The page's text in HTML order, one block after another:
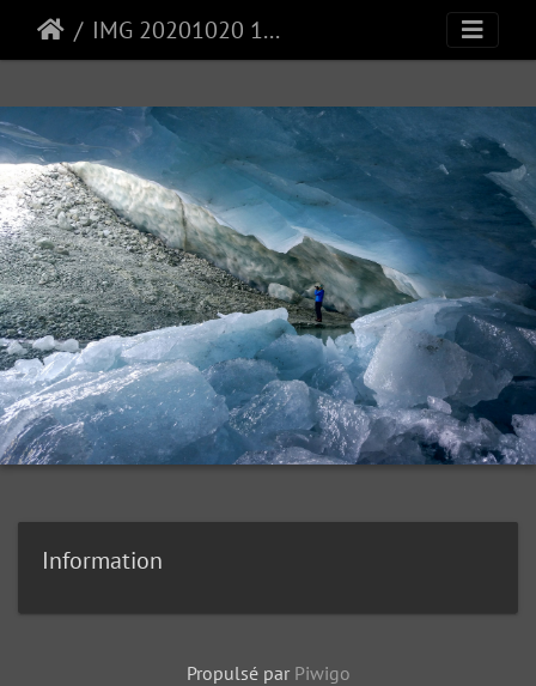
IMG 20201020 124529
Information
Propulsé par Piwigo